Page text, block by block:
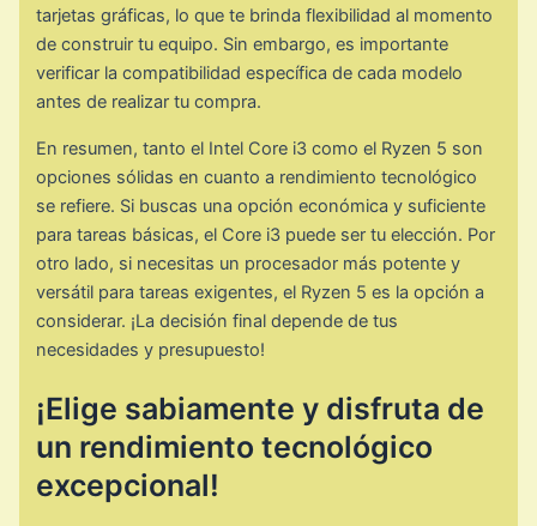
tarjetas gráficas, lo que te brinda flexibilidad al momento
de construir tu equipo. Sin embargo, es importante
verificar la compatibilidad específica de cada modelo
antes de realizar tu compra.
En resumen, tanto el Intel Core i3 como el Ryzen 5 son
opciones sólidas en cuanto a rendimiento tecnológico
se refiere. Si buscas una opción económica y suficiente
para tareas básicas, el Core i3 puede ser tu elección. Por
otro lado, si necesitas un procesador más potente y
versátil para tareas exigentes, el Ryzen 5 es la opción a
considerar. ¡La decisión final depende de tus
necesidades y presupuesto!
¡Elige sabiamente y disfruta de
un rendimiento tecnológico
excepcional!